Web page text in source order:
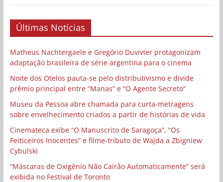
Últimas Notícias
Matheus Nachtergaele e Gregório Duvivier protagonizam
adaptação brasileira de série argentina para o cinema
Noite dos Otelos pauta-se pelo distributivismo e divide
prêmio principal entre “Manas” e “O Agente Secreto”
Museu da Pessoa abre chamada para curta-metragens
sobre envelhecimento criados a partir de histórias de vida
Cinemateca exibe “O Manuscrito de Saragoça”, “Os
Feiticeiros Inocentes” e filme-tributo de Wajda a Zbigniew
Cybulski
“Máscaras de Oxigênio Não Cairão Automaticamente” será
exibida no Festival de Toronto